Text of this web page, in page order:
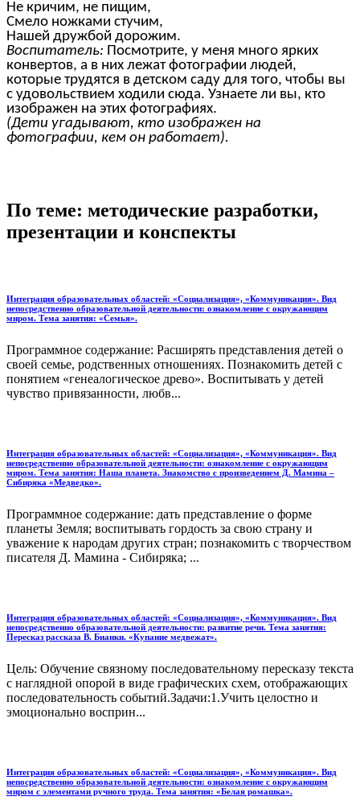
Не кричим, не пищим,
Смело ножками стучим,
Нашей дружбой дорожим.
Воспитатель: Посмотрите, у меня много ярких
конвертов, а в них лежат фотографии людей,
которые трудятся в детском саду для того, чтобы вы
с удовольствием ходили сюда. Узнаете ли вы, кто
изображен на этих фотографиях.
(Дети угадывают, кто изображен на
фотографии, кем он работает).
По теме: методические разработки,
презентации и конспекты
Интеграция образовательных областей: «Социализация», «Коммуникация». Вид
непосредственно образовательной деятельности: ознакомление с окружающим
миром. Тема занятия: «Семья».
Программное содержание: Расширять представления детей о
своей семье, родственных отношениях. Познакомить детей с
понятием «генеалогическое древо». Воспитывать у детей
чувство привязанности, любв...
Интеграция образовательных областей: «Социализация», «Коммуникация». Вид
непосредственно образовательной деятельности: ознакомление с окружающим
миром. Тема занятия: Наша планета. Знакомство с произведением Д. Мамина –
Сибиряка «Медведко».
Программное содержание: дать представление о форме
планеты Земля; воспитывать гордость за свою страну и
уважение к народам других стран; познакомить с творчеством
писателя Д. Мамина - Сибиряка; ...
Интеграция образовательных областей: «Социализация», «Коммуникация». Вид
непосредственно образовательной деятельности: развитие речи. Тема занятия:
Пересказ рассказа В. Бианки. «Купание медвежат».
Цель: Обучение связному последовательному пересказу текста
с наглядной опорой в виде графических схем, отображающих
последовательность событий.Задачи:1.Учить целостно и
эмоционально восприн...
Интеграция образовательных областей: «Социализация», «Коммуникация». Вид
непосредственно образовательной деятельности: ознакомление с окружающим
миром с элементами ручного труда. Тема занятия: «Белая ромашка».